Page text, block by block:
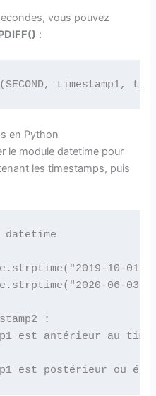
vous pouvez
:
en Python
le module datetime pour
les timestamps, puis
datetime
10-01 15
06-03 12
:
est antérieur au